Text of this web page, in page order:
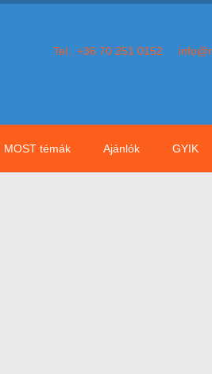
Tel.: +36 70 251 0152
MOST témák Ajánlók GYIK